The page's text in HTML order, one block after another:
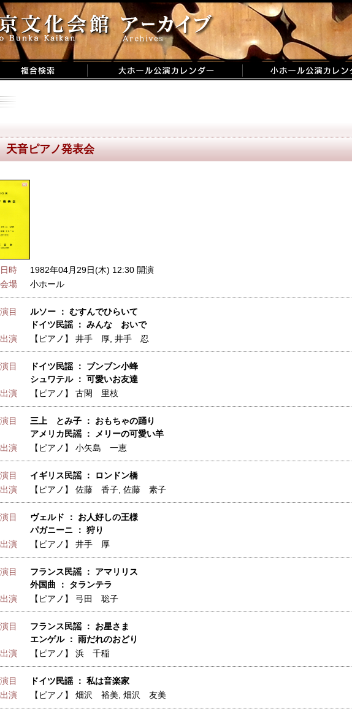
音ピアノ発表会
日時
1982年04月29日(木) 12:30 開演
会場
小ホール
目
ルソー ： むすんでひらいて
ドイツ民謡 ： みんな おいで
出演
【ピアノ】 井手 厚, 井手 忍
目
ドイツ民謡 ： ブンブン小蜂
シュワテル ： 可愛いお友達
出演
【ピアノ】 古閑 里枝
目
三上 とみ子 ： おもちゃの踊り
アメリカ民謡 ： メリーの可愛い羊
出演
【ピアノ】 小矢島 一恵
目
イギリス民謡 ： ロンドン橋
出演
【ピアノ】 佐藤 香子, 佐藤 素子
目
ヴェルド ： お人好しの王様
パガニーニ ： 狩り
出演
【ピアノ】 井手 厚
目
フランス民謡 ： アマリリス
外国曲 ： タランテラ
出演
【ピアノ】 弓田 聡子
目
フランス民謡 ： お星さま
エンゲル ： 雨だれのおどり
出演
【ピアノ】 浜 千稲
目
ドイツ民謡 ： 私は音楽家
出演
【ピアノ】 畑沢 裕美 畑沢 友美